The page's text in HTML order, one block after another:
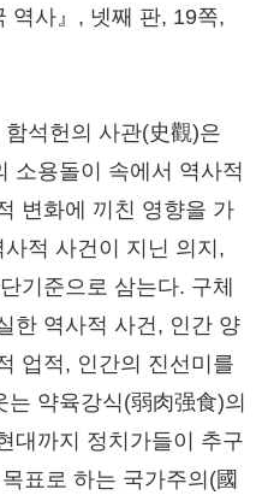
역사』, 넷째 판, 19쪽,
석헌의 사관(史觀)은
소용돌이 속에서 역사적
변화에 끼친 영향을 가
적 사건이 지닌 의지,
기준으로 삼는다. 구체
한 역사적 사건, 인간 양
업적, 인간의 진선미를
약육강식(弱肉强食)의
대까지 정치가들이 추구
표로 하는 국가주의(國